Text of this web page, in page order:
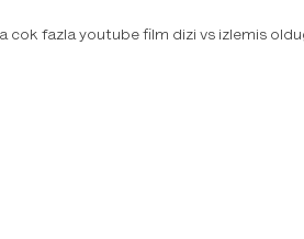
fazla youtube film dizi vs izlemis